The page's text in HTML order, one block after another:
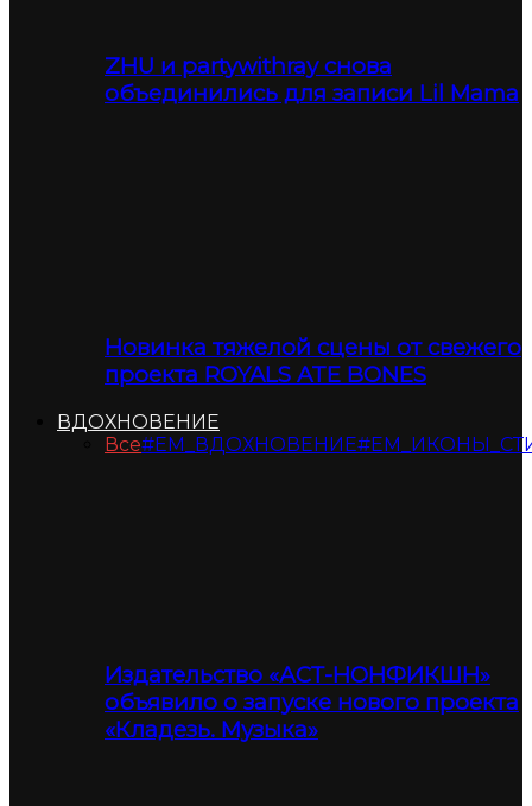
ZHU и partywithray снова
объединились для записи Lil Mama
Новинка тяжелой сцены от свежего
проекта ROYALS ATE BONES
ВДОХНОВЕНИЕ
Все#ЕМ_ВДОХНОВЕНИЕ
Издательство «АСТ-НОНФИКШН»
объявило о запуске нового проекта
«Кладезь. Музыка»